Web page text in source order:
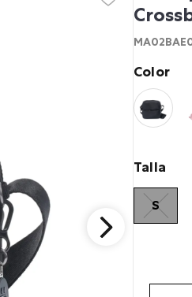
Talla
S
Color